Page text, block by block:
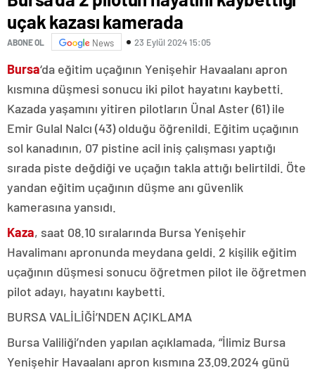
uçak kazası kamerada
ABONE OL News 23 Eylül 2024 15:05
Bursa‘da eğitim uçağının Yenişehir Havaalanı apron
kısmına düşmesi sonucu iki pilot hayatını kaybetti.
Kazada yaşamını yitiren pilotların Ünal Aster (61) ile
Emir Gulal Nalcı (43) olduğu öğrenildi. Eğitim uçağının
sol kanadının, 07 pistine acil iniş çalışması yaptığı
sırada piste değdiği ve uçağın takla attığı belirtildi. Öte
yandan eğitim uçağının düşme anı güvenlik
kamerasına yansıdı.
Kaza, saat 08.10 sıralarında Bursa Yenişehir
Havalimanı apronunda meydana geldi. 2 kişilik eğitim
uçağının düşmesi sonucu öğretmen pilot ile öğretmen
pilot adayı, hayatını kaybetti.
BURSA VALİLİĞİ’NDEN AÇIKLAMA
Bursa Valiliği’nden yapılan açıklamada, “İlimiz Bursa
Yenişehir Havaalanı apron kısmına 23.09.2024 günü